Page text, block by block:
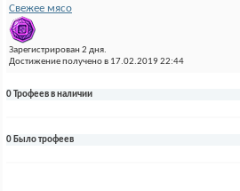
Свежее мясо
Зарегистрирован 2 дня.
Достижение получено в 17.02.2019 22:44
0 Трофеев в наличии
0 Было трофеев